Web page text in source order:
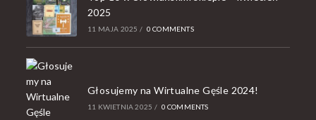
2025
11 MAJA 2025 / 0 COMMENTS
Głosujemy na Wirtualne Gęśle 2024!
11 KWIETNIA 2025 / 0 COMMENTS